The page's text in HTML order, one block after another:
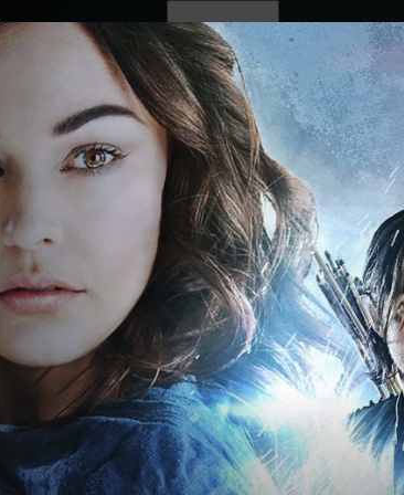
TV program Operátoři